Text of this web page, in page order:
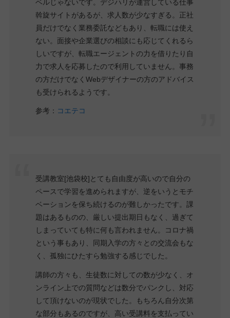
ベルじゃないです。デジハリが運営している仕事
斡旋サイトがあるが、求人数が少なすぎる。正社
員だけでなく業務委託などもあり、転職には使え
ない。面接や企業選びの相談にも応じてくれるら
しいですが、転職エージェントの力を借りたり自
力で求人を応募したので利用していません。事務
の方だけでなくWebデザイナーの方のアドバイス
も受けられるようです。
参考： コエテコ
受講教室[池袋校]とても自由度が高いので自分の
ペースで学習を進められますが、逆をいうとモチ
ベーションを保ち続けるのが難しかったです。課
題はあるものの、厳しい提出期日もなく、過ぎて
しまっていても特に何も言われません。コロナ禍
という事もあり、同期入学の方々との交流会もな
く、孤独にひたすら勉強する感じでした。
講師の方々も、生徒数に対しての数が少なく、オ
ンライン上での質問などは数分でパンクし、対応
して頂けないのが現状でした。もちろん自分次第
な部分もあるのですが、高い受講料を支払ってい